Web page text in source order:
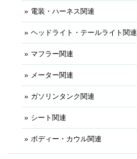
電装・ハーネス関連
ヘッドライト・テールライト関連
マフラー関連
メーター関連
ガソリンタンク関連
シート関連
ボディー・カウル関連